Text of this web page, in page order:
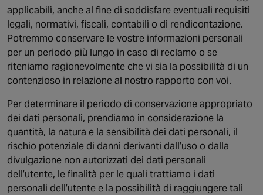
applicabili, anche al fine di soddisfare eventuali requisiti
legali, normativi, fiscali, contabili o di rendicontazione.
Potremmo conservare le vostre informazioni personali
per un periodo più lungo in caso di reclamo o se
riteniamo ragionevolmente che vi sia la possibilità di un
contenzioso in relazione al nostro rapporto con voi.
Per determinare il periodo di conservazione appropriato
dei dati personali, prendiamo in considerazione la
quantità, la natura e la sensibilità dei dati personali, il
rischio potenziale di danni derivanti dall’uso o dalla
divulgazione non autorizzati dei dati personali
dell’utente, le finalità per le quali trattiamo i dati
personali dell’utente e la possibilità di raggiungere tali